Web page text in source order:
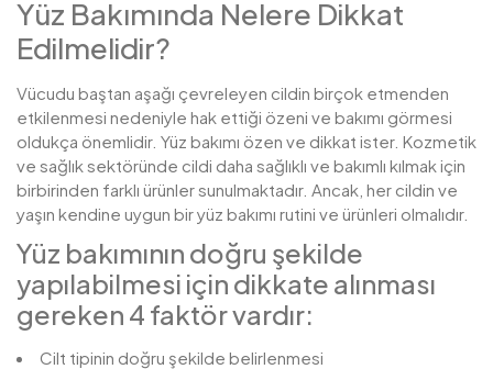
Yüz Bakımında Nelere Dikkat
Edilmelidir?
Vücudu baştan aşağı çevreleyen cildin birçok etmenden
etkilenmesi nedeniyle hak ettiği özeni ve bakımı görmesi
oldukça önemlidir. Yüz bakımı özen ve dikkat ister. Kozmetik
ve sağlık sektöründe cildi daha sağlıklı ve bakımlı kılmak için
birbirinden farklı ürünler sunulmaktadır. Ancak, her cildin ve
yaşın kendine uygun bir yüz bakımı rutini ve ürünleri olmalıdır.
Yüz bakımının doğru şekilde
yapılabilmesi için dikkate alınması
gereken 4 faktör vardır:
Cilt tipinin doğru şekilde belirlenmesi